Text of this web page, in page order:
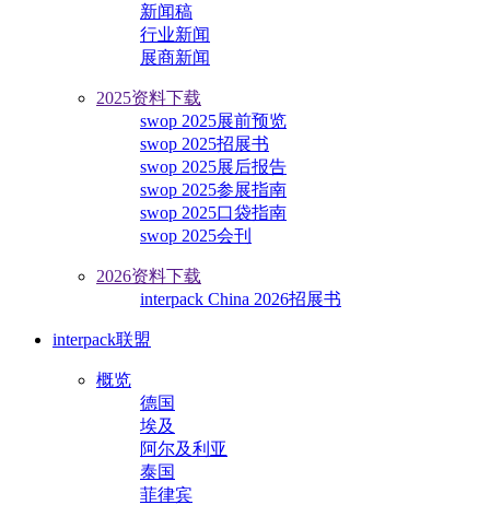
新闻稿
行业新闻
展商新闻
2025资料下载
swop 2025展前预览
swop 2025招展书
swop 2025展后报告
swop 2025参展指南
swop 2025口袋指南
swop 2025会刊
2026资料下载
interpack China 2026招展书
interpack联盟
概览
德国
埃及
阿尔及利亚
泰国
菲律宾